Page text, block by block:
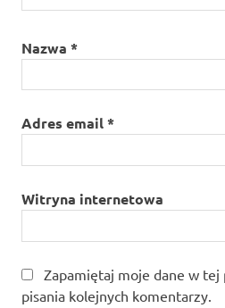
Nazwa *
Adres email*
Witryna internetowa
Zapamiętaj moje dane w tej
pisania kolejnych komentarzy.